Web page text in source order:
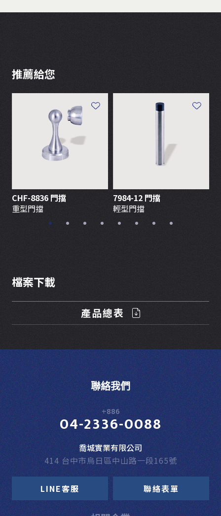
推薦給您
CHF-8836 門擋
重型門擋
7984-12 門擋
輕型門擋
檔案下載
產品總表
聯絡我們
+886
04-2336-0088
喬城實業有限公司
414 台中市烏日區中山路一段165號
LINE客服 聯絡表單